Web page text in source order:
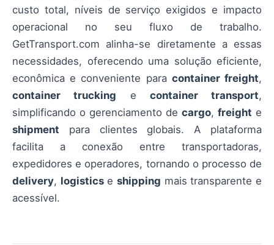
custo total, níveis de serviço exigidos e impacto
operacional no seu fluxo de trabalho.
GetTransport.com alinha-se diretamente a essas
necessidades, oferecendo uma solução eficiente,
econômica e conveniente para container freight,
container trucking e container transport,
simplificando o gerenciamento de cargo, freight e
shipment para clientes globais. A plataforma
facilita a conexão entre transportadoras,
expedidores e operadores, tornando o processo de
delivery, logisticseshipping mais transparente e
acessível.